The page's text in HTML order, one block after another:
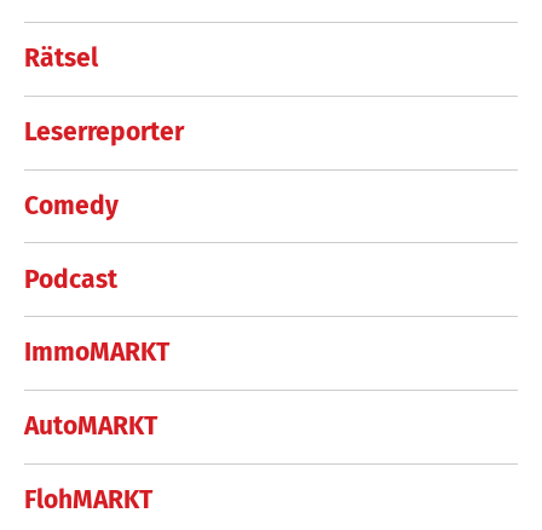
Rätsel
Leserreporter
Comedy
Podcast
ImmoMARKT
AutoMARKT
FlohMARKT